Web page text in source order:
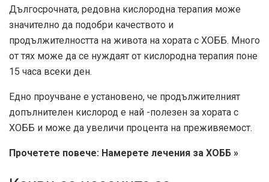
Дългосрочната, редовна кислородна терапия може
значително да подобри качеството и
продължителността на живота на хората с ХОББ. Много
от тях може да се нуждаят от кислородна терапия поне
15 часа всеки ден.
Едно проучване е установено, че продължителният
допълнителен кислород е най -полезен за хората с
ХОББ и може да увеличи процента на преживяемост.
Прочетете повече: Намерете лечения за ХОББ »